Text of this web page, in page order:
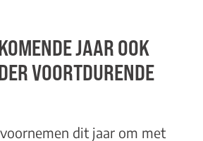
JAAR OOK
VOORTDURENDE
dit jaar om met